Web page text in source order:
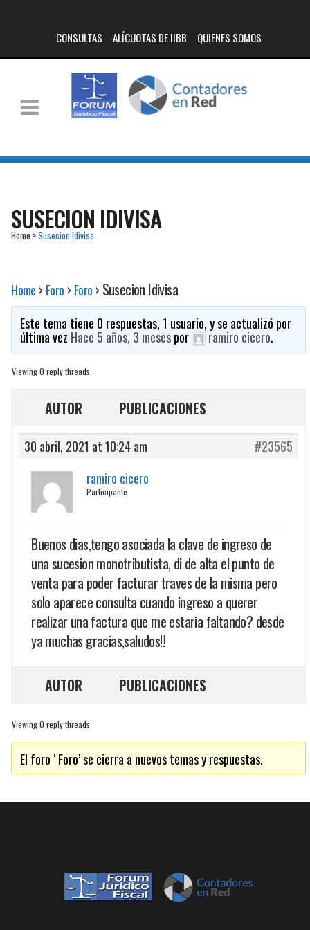
CONSULTAS ALÍCUOTAS DE IIBB QUIENES SOMOS
SUSECION IDIVISA
Home >Susecion Idivisa
Home › Foro › Foro › Susecion Idivisa
Este tema tiene 0 respuestas, 1 usuario, y se actualizó por
última vez Hace 5 años, 3 mesespor ramiro cicero.
Viewing 0 reply threads
AUTOR PUBLICACIONES
30 abril, 2021 at 10:24 am
#23565
ramiro cicero
Participante
Buenos dias,tengo asociada la clave de ingreso de
una sucesion monotributista, di de alta el punto de
venta para poder facturar traves de la misma pero
solo aparece consulta cuando ingreso a querer
realizar una factura que me estaria faltando? desde
ya muchas gracias,saludos!!
AUTOR PUBLICACIONES
Viewing 0 reply threads
El foro ‘ Foro’ se cierra a nuevos temas y respuestas.